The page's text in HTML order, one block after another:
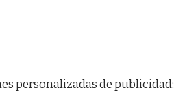
personalizadas de publicidad: